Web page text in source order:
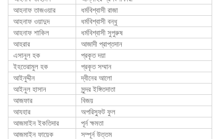
আহনাফ তাজওয়ার
ধর্মবিশ্বাসী রাজা
আহনাফ ওয়াদুদ
ধর্মবিশ্বাসী বন্ধু
আহনাফ শাকিল
ধর্মবিশ্বাসী সুপুরুষ
আহরার
আজাদী প্রাপ্তদান
এসানুল হক
প্রকৃত দয়া
ইহতেরামুল হক
প্রকৃত সম্মান
আইনুদ্দীন
দ্বীনের আলো
আইনুল হাসান
সুন্দর ইঙ্গিতদাতা
আজফার
বিজয়
আযহার
অপরিস্ফুট ফুল
আজমাইন ইকতিদার
পূর্ন ক্ষমতা
আজমাইন ফায়েক
সম্পূর্ন উত্তম